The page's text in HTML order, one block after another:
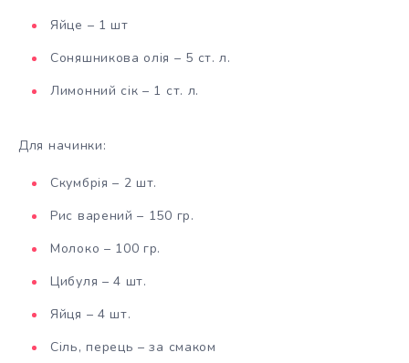
Яйце – 1 шт
Соняшникова олія – 5 ст. л.
Лимонний сік – 1 ст. л.
Для начинки:
Скумбрія – 2 шт.
Рис варений – 150 гр.
Молоко – 100 гр.
Цибуля – 4 шт.
Яйця – 4 шт.
Сіль, перець – за смаком